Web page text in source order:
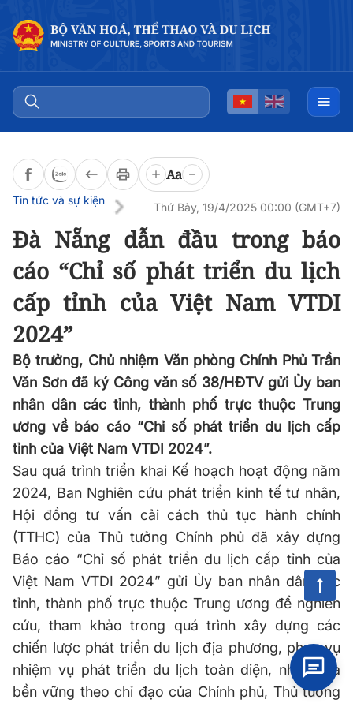
Aa
Tin tức và sự kiện
Thứ Bảy, 19/4/2025 00:00 (GMT+7)
Đà Nẵng dẫn đầu trong báo
cáo “Chỉ số phát triển du lịch
cấp tỉnh của Việt Nam VTDI
2024”
Bộ trưởng, Chủ nhiệm Văn phòng Chính Phủ Trần
Văn Sơn đã ký Công văn số 38/HĐTV gửi Ủy ban
nhân dân các tỉnh, thành phố trực thuộc Trung
ương về báo cáo “Chỉ số phát triển du lịch cấp
tỉnh của Việt Nam VTDI 2024”.
Sau quá trình triển khai Kế hoạch hoạt động năm
2024, Ban Nghiên cứu phát triển kinh tế tư nhân,
Hội đồng tư vấn cải cách thủ tục hành chính
(TTHC) của Thủ tưởng Chính phủ đã xây dựng
Báo cáo “Chỉ số phát triển du lịch cấp tỉnh của
Việt Nam VTDI 2024” gửi Ủy ban nhân dân các
tỉnh, thành phố trực thuộc Trung ương để nghiên
cứu, tham khảo trong quá trình xây dựng các
chiến lược phát triển du lịch địa phương, phục vụ
nhiệm vụ phát triển du lịch toàn diện, nhanh và
bền vững theo chỉ đạo của Chính phủ, Thủ tướng
Đọc bài